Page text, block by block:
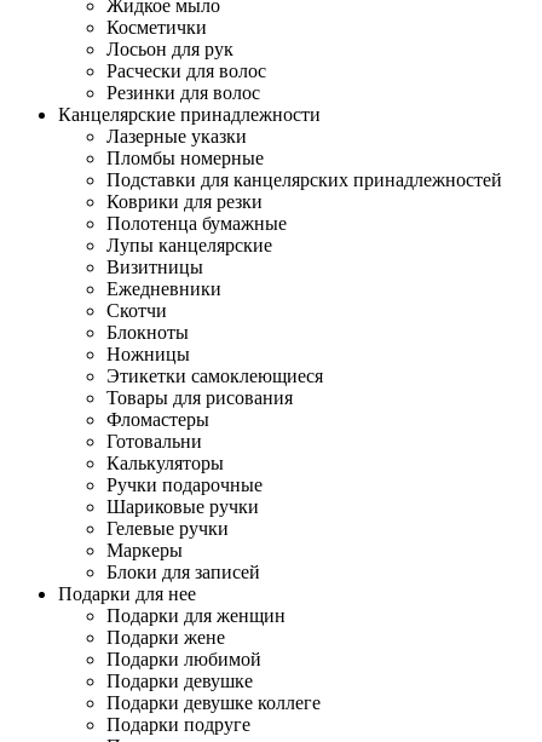
Жидкое мыло
Косметички
Лосьон для рук
Расчески для волос
Резинки для волос
Канцелярские принадлежности
Лазерные указки
Пломбы номерные
Подставки для канцелярских принадлежностей
Коврики для резки
Полотенца бумажные
Лупы канцелярские
Визитницы
Ежедневники
Скотчи
Блокноты
Ножницы
Этикетки самоклеющиеся
Товары для рисования
Фломастеры
Готовальни
Калькуляторы
Ручки подарочные
Шариковые ручки
Гелевые ручки
Маркеры
Блоки для записей
Подарки для нее
Подарки для женщин
Подарки жене
Подарки любимой
Подарки девушке
Подарки девушке коллеге
Подарки подруге